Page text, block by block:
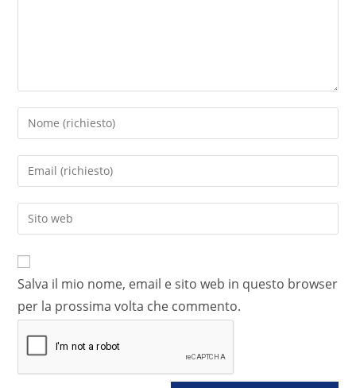
Salva il mio nome, email e sito web in questo browser
per la prossima volta che commento.